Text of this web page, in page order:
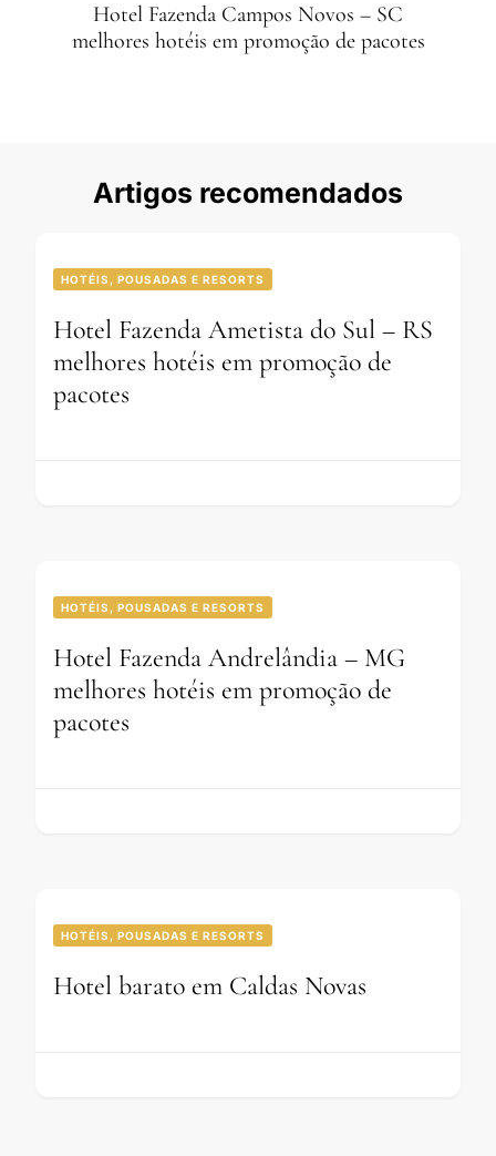
Hotel Fazenda Campos Novos – SC
melhores hotéis em promoção de pacotes
Artigos recomendados
HOTÉIS, POUSADAS E RESORTS
Hotel Fazenda Ametista do Sul – RS
melhores hotéis em promoção de
pacotes
HOTÉIS, POUSADAS E RESORTS
Hotel Fazenda Andrelândia – MG
melhores hotéis em promoção de
pacotes
HOTÉIS, POUSADAS E RESORTS
Hotel barato em Caldas Novas